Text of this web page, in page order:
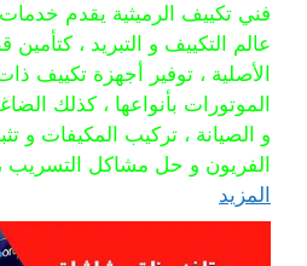
فني تكييف الرميثية يقدم
عالم التكييف و التبريد ،
الأصلية ، توفير أجهزة تكييف
الموتورات بأنواعها ، كذلك
و الصيانة ، تركيب المكيفات و
الفريون و حل مشاكل التسريب ،
المزيد